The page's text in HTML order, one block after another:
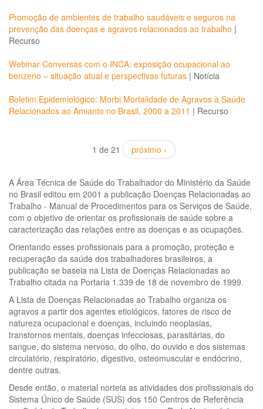
Promoção de ambientes de trabalho saudáveis e seguros na
prevenção das doenças e agravos relacionados ao trabalho |
Recurso
Webinar Conversas com o INCA: exposição ocupacional ao
benzeno – situação atual e perspectivas futuras | Notícia
Boletim Epidemiológico: Morbi Mortalidade de Agravos à Saúde
Relacionados ao Amianto no Brasil, 2000 a 2011 | Recurso
1 de 21 próximo ›
A Área Técnica de Saúde do Trabalhador do Ministério da Saúde
no Brasil editou em 2001 a publicação Doenças Relacionadas ao
Trabalho - Manual de Procedimentos para os Serviços de Saúde,
com o objetivo de orientar os profissionais de saúde sobre a
caracterização das relações entre as doenças e as ocupações.
Orientando esses profissionais para a promoção, proteção e
recuperação da saúde dos trabalhadores brasileiros, a
publicação se baseia na Lista de Doenças Relacionadas ao
Trabalho citada na Portaria 1.339 de 18 de novembro de 1999.
A Lista de Doenças Relacionadas ao Trabalho organiza os
agravos a partir dos agentes etiológicos, fatores de risco de
natureza ocupacional e doenças, incluindo neoplasias,
transtornos mentais, doenças infecciosas, parasitárias, do
sangue, do sistema nervoso, do olho, do ouvido e dos sistemas
circulatório, respiratório, digestivo, osteomuscular e endócrino,
dentre outras.
Desde então, o material norteia as atividades dos profissionais do
Sistema Único de Saúde (SUS) dos 150 Centros de Referência